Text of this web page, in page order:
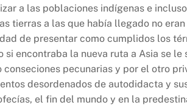
a las poblaciones indígenas e
tierras a las que había llegado no
de presentar como cumplidos los
si encontraba la nueva ruta a Asia se
conseciones pecunarias y por el otro
desordenados de autodidacta y
el fin del mundo y en la